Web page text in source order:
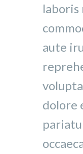
laboris
aute
dolore